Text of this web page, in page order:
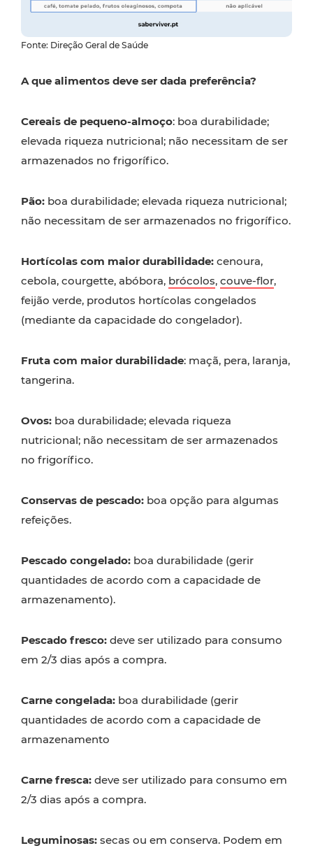
Fonte: Direção Geral de Saúde
A que alimentos deve ser dada preferência?
Cereais de pequeno-almoço: boa durabilidade;
elevada riqueza nutricional; não necessitam de ser
armazenados no frigorífico.
Pão: boa durabilidade; elevada riqueza nutricional;
não necessitam de ser armazenados no frigorífico.
Hortícolas com maior durabilidade: cenoura,
cebola, courgette, abóbora, brócolos, couve-flor,
feijão verde, produtos hortícolas congelados
(mediante da capacidade do congelador).
Fruta com maior durabilidade: maçã, pera, laranja,
tangerina.
Ovos: boa durabilidade; elevada riqueza
nutricional; não necessitam de ser armazenados
no frigorífico.
Conservas de pescado: boa opção para algumas
refeições.
Pescado congelado: boa durabilidade (gerir
quantidades de acordo com a capacidade de
armazenamento).
Pescado fresco: deve ser utilizado para consumo
em 2/3 dias após a compra.
Carne congelada: boa durabilidade (gerir
quantidades de acordo com a capacidade de
armazenamento
Carne fresca: deve ser utilizado para consumo em
2/3 dias após a compra.
Leguminosas: secas ou em conserva. Podem em